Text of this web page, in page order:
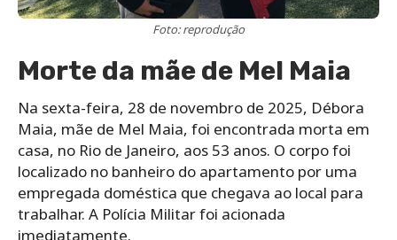
Foto: reprodução
Morte da mãe de Mel Maia
Na sexta-feira, 28 de novembro de 2025, Débora
Maia, mãe de Mel Maia, foi encontrada morta em
casa, no Rio de Janeiro, aos 53 anos. O corpo foi
localizado no banheiro do apartamento por uma
empregada doméstica que chegava ao local para
trabalhar. A Polícia Militar foi acionada
imediatamente.